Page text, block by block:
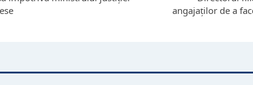
angajaților de a